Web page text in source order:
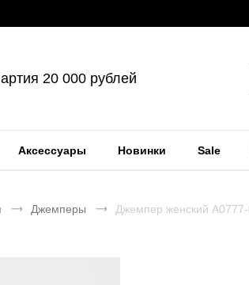
20 000 рублей
Аксессуары Новинки Sale
Джемперы Джемпер женский